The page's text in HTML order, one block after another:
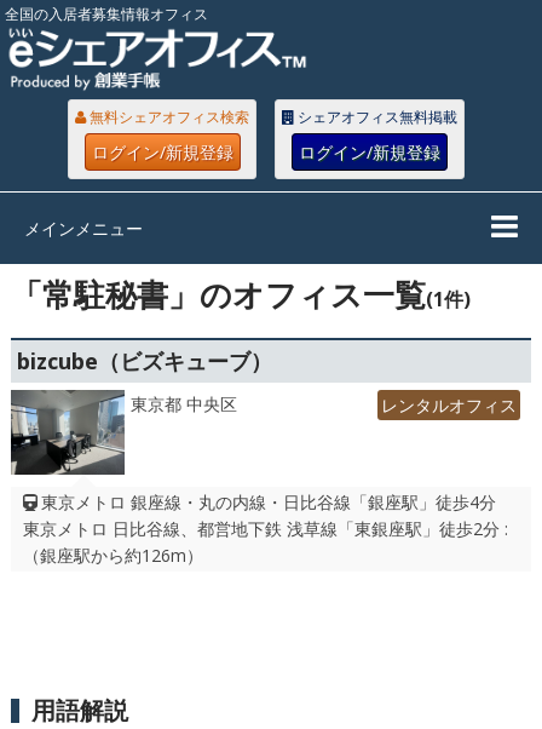
全国の入居者募集情報オフィス
無料シェアオフィス検索
ログイン/新規登録
シェアオフィス無料掲載
ログイン/新規登録
メインメニュー
「常駐秘書」のオフィス一覧(1件)
bizcube（ビズキューブ）
東京都 中央区 レンタルオフィス
東京メトロ 銀座線・丸の内線・日比谷線「銀座駅」徒歩4分
東京メトロ 日比谷線、都営地下鉄 浅草線「東銀座駅」徒歩2分 :
（銀座駅から約126m）
用語解説